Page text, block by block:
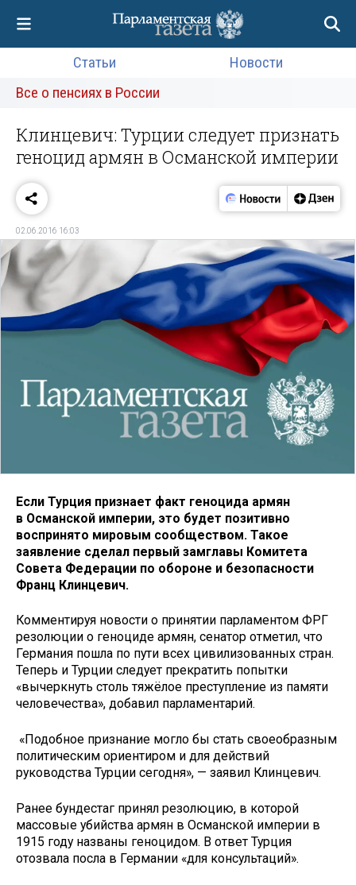
Статьи
Новости
Все о пенсиях в России
Клинцевич: Турции следует признать
геноцид армян в Османской империи
02.06.2016 16:03
Если Турция признает факт геноцида армян
в Османской империи, это будет позитивно
воспринято мировым сообществом. Такое
заявление сделал первый замглавы Комитета
Совета Федерации по обороне и безопасности
Франц Клинцевич.
Комментируя новости о принятии парламентом ФРГ
резолюции о геноциде армян, сенатор отметил, что
Германия пошла по пути всех цивилизованных стран.
Теперь и Турции следует прекратить попытки
«вычеркнуть столь тяжёлое преступление из памяти
человечества», добавил парламентарий.
«Подобное признание могло бы стать своеобразным
политическим ориентиром и для действий
руководства Турции сегодня», — заявил Клинцевич.
Ранее бундестаг принял резолюцию, в которой
массовые убийства армян в Османской империи в
1915 году названы геноцидом. В ответ Турция
отозвала посла в Германии «для консультаций».